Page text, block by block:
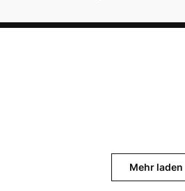
Mehr laden